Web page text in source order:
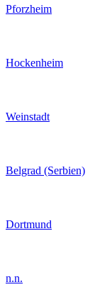
Pforzheim
Hockenheim
Weinstadt
Belgrad (Serbien)
Dortmund
n.n.